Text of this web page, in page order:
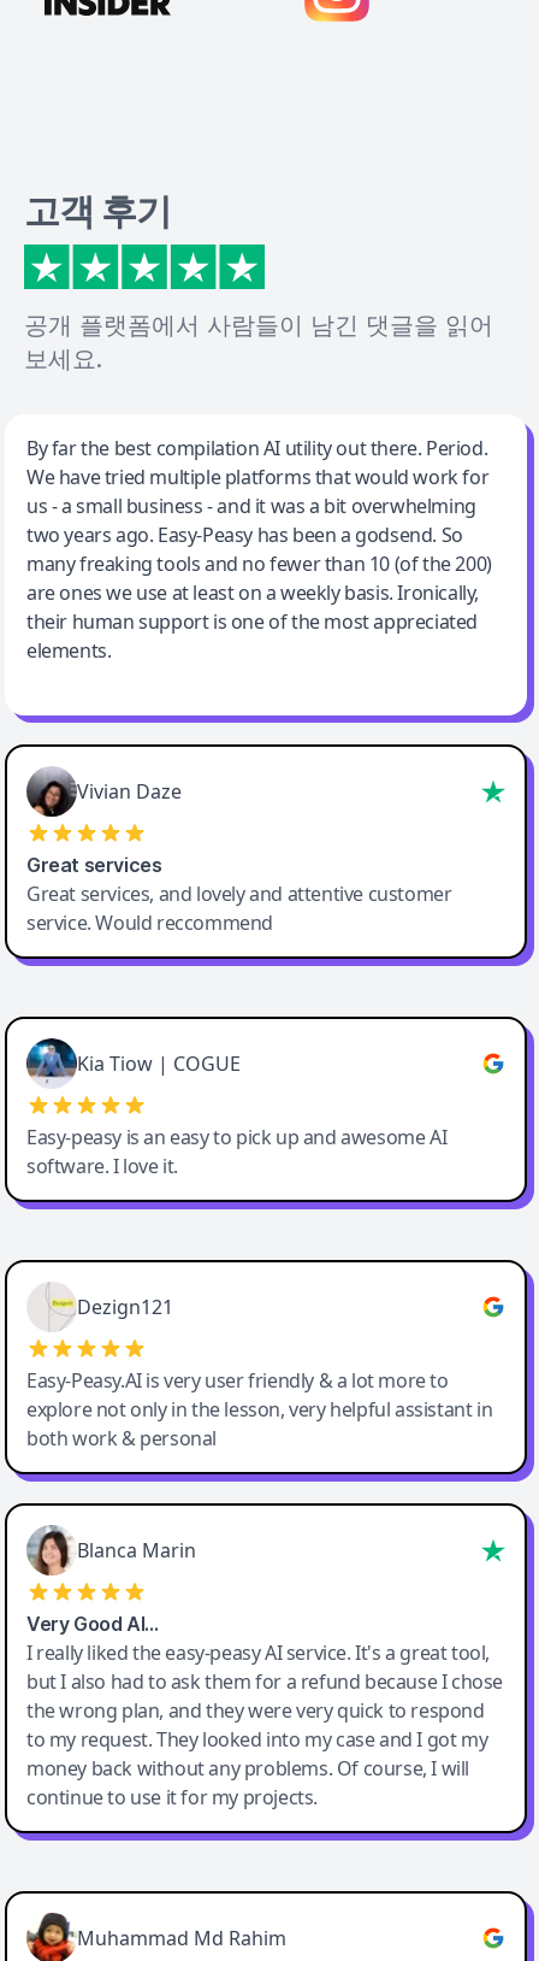
고객 후기
공개 플랫폼에서 사람들이 남긴 댓글을 읽어
보세요.
Jeff Wilson
By far the best compilation AI utility
By far the best compilation AI utility out there. Period.
We have tried multiple platforms that would work for
us - a small business - and it was a bit overwhelming
two years ago. Easy-Peasy has been a godsend. So
many freaking tools and no fewer than 10 (of the 200)
are ones we use at least on a weekly basis. Ironically,
their human support is one of the most appreciated
elements.
Vivian Daze
Great services
Great services, and lovely and attentive customer
service. Would reccommend
Cody Crabb
Great service, Best AI tool
Kia Tiow | COGUE
Easy-peasy is an easy to pick up and awesome AI
software. I love it.
Easy-Peasy AI
Dezign121
Easy-Peasy.AI is very user friendly & a lot more to
explore not only in the lesson, very helpful assistant in
both work & personal
Blanca Marin
Very Good AI…
I really liked the easy-peasy AI service. It's a great tool,
but I also had to ask them for a refund because I chose
the wrong plan, and they were very quick to respond
to my request. They looked into my case and I got my
money back without any problems. Of course, I will
continue to use it for my projects.
Easy-Peasy AI
Muhammad Md Rahim